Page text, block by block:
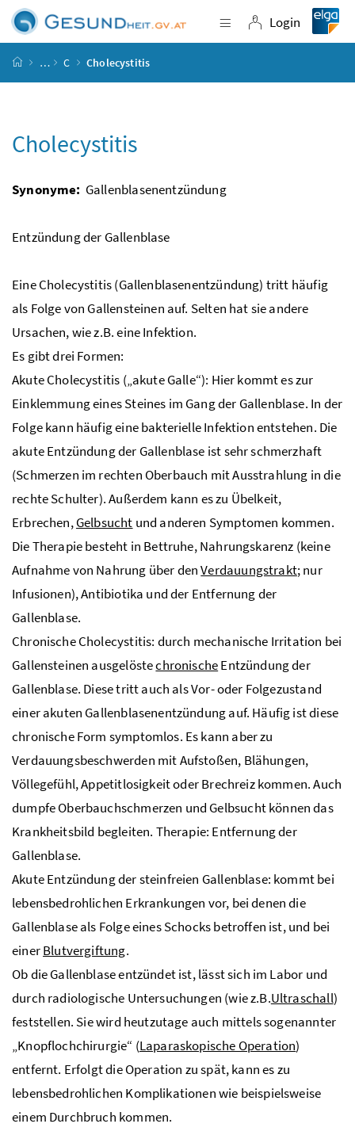
Zum Inhalt
Zum Hauptmenü
Zum Untermenü
Zur Suche
Navigation
Login
Login
Startseite
… C Cholecystitis
Cholecystitis
Synonyme: Gallenblasenentzündung
Entzündung der Gallenblase
Eine Cholecystitis (Gallenblasenentzündung) tritt häufig
als Folge von Gallensteinen auf. Selten hat sie andere
Ursachen, wiez.B.eine Infektion.
Es gibt drei Formen:
Akute Cholecystitis („akute Galle“): Hier kommt es zur
Einklemmung eines Steines im Gang der Gallenblase. In der
Folge kann häufig eine bakterielle Infektion entstehen. Die
akute Entzündung der Gallenblase ist sehr schmerzhaft
(Schmerzen im rechten Oberbauch mit Ausstrahlung in die
rechte Schulter). Außerdem kann es zu Übelkeit,
Erbrechen,Gelbsucht und anderen Symptomen kommen.
Die Therapie besteht in Bettruhe, Nahrungskarenz (keine
Aufnahme von Nahrung über denVerdauungstrakt; nur
Infusionen), Antibiotika und der Entfernung der
Gallenblase.
Chronische Cholecystitis: durch mechanische Irritation bei
Gallensteinen ausgelöstechronischeEntzündung der
Gallenblase. Diese tritt auch als Vor- oder Folgezustand
einer akuten Gallenblasenentzündung auf. Häufig ist diese
chronische Form symptomlos. Es kann aber zu
Verdauungsbeschwerden mit Aufstoßen, Blähungen,
Völlegefühl, Appetitlosigkeit oder Brechreiz kommen. Auch
dumpfe Oberbauchschmerzen und Gelbsucht können das
Krankheitsbild begleiten. Therapie: Entfernung der
Gallenblase.
Akute Entzündung der steinfreien Gallenblase: kommt bei
lebensbedrohlichen Erkrankungen vor, bei denen die
Gallenblase als Folge eines Schocks betroffen ist, und bei
einerBlutvergiftung.
Ob die Gallenblase entzündet ist, lässt sich im Labor und
durch radiologische Untersuchungen (wiez.B.Ultraschall)
feststellen. Sie wird heutzutage auch mittels sogenannter
„Knopflochchirurgie“ (Laparaskopische Operation)
entfernt. Erfolgt die Operation zu spät, kann es zu
lebensbedrohlichen Komplikationen wie beispielsweise
einem Durchbruch kommen.